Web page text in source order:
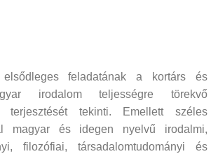
feladatának a kortárs és
irodalom teljességre törekvő
terjesztését tekinti. Emellett széles
magyar és idegen nyelvű irodalmi,
filozófiai, társadalomtudományi és